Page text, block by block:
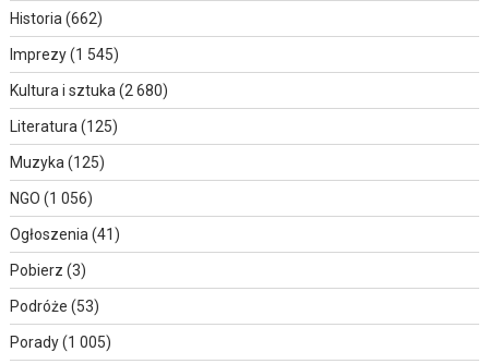
Historia (662)
Imprezy(1 545)
Kultura i sztuka (2 680)
Literatura (125)
Muzyka (125)
NGO (1 056)
Ogłoszenia (41)
Pobierz (3)
Podróże (53)
Porady(1 005)